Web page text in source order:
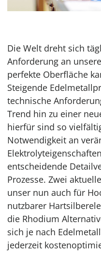
Die Welt dreht sich
Anforderung an
perfekte Oberfläche
Steigende
technische
Trend hin zu einer
hierfür sind so
Notwendigkeit an
entscheidende
Prozesse. Zwei
unser nun auch für
nutzbarer
die Rhodium
sich je nach
jederzeit